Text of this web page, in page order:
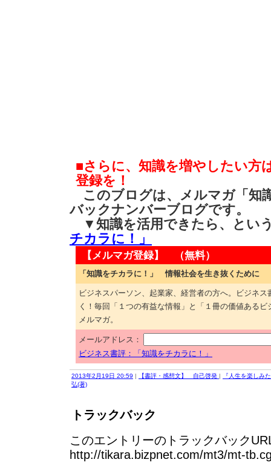
■さらに、知識を増やしたい方
登録を！
このブログは、メルマガ「知
バックナンバーブログです。
▼知識を活用できたら、と
チカラに！」
【メルマガ登録】 （無料）
「知識をチカラに！」 情報社会を生き抜くために
ビジネスパーソン、起業家、経営者の方へ。ビジネ
く！毎回「１つの有益な情報」と「１冊の価値ある
メルマガ。
メールアドレス：
ビジネス書評：「知識をチカラに！」
2013年2月19日 20:59 | 【書評・感想文】 自己啓発 |
『人生を楽しみ
弘(著)
トラックバック
このエントリーのトラックバック
http://tikara.bizpnet.com/mt3/mt-